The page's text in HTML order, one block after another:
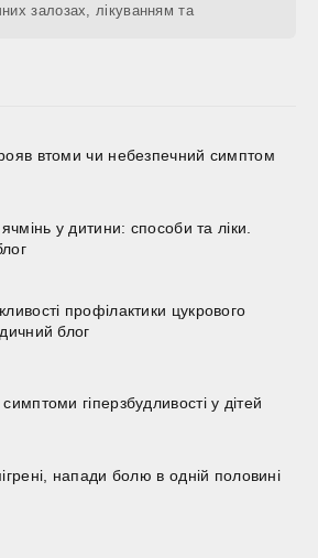
залозах, лікуванням та
втоми чи небезпечний симптом
у дитини: способи та ліки.
профілактики цукрового
блог
гіперзбудливості у дітей
напади болю в одній половині